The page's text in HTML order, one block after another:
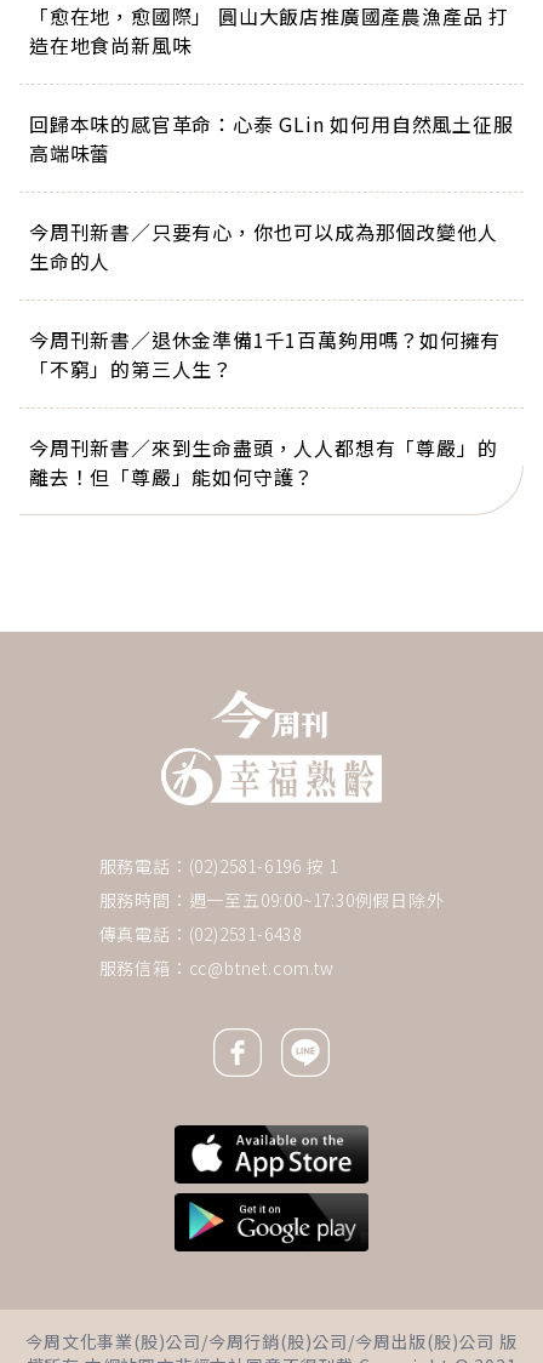
「愈在地，愈國際」 圓山大飯店推廣國產農漁產品 打
造在地食尚新風味
回歸本味的感官革命：心泰 GLin 如何用自然風土征服
高端味蕾
今周刊新書／只要有心，你也可以成為那個改變他人
生命的人
今周刊新書／退休金準備1千1百萬夠用嗎？如何擁有
「不窮」的第三人生？
今周刊新書／來到生命盡頭，人人都想有「尊嚴」的
離去！但「尊嚴」能如何守護？
服務電話：(02)2581-6196 按 1
服務時間：週一至五09:00~17:30例假日除外
傳真電話：(02)2531-6438
服務信箱： cc@btnet.com.tw
Facebook icon
Line icon
今周文化事業(股)公司/今周行銷(股)公司/今周出版(股)公司 版